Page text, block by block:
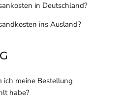
in Deutschland?
ins Ausland?
ich meine Bestellung
habe?